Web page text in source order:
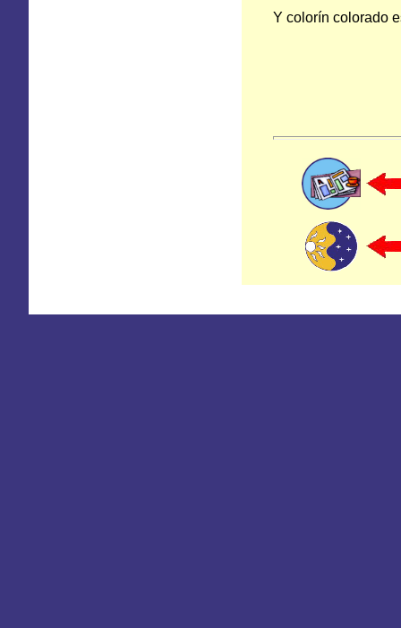
Y colorín colorado